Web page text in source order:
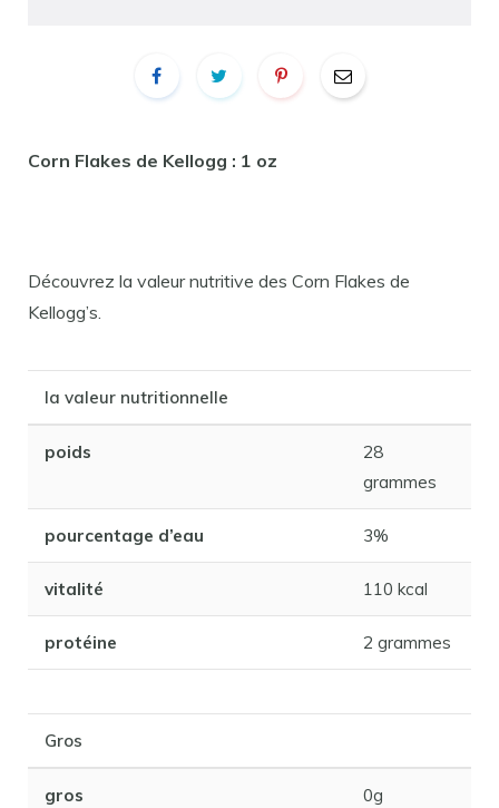
Corn Flakes de Kellogg : 1 oz
Découvrez la valeur nutritive des Corn Flakes de
Kellogg’s.
la valeur nutritionnelle
poids
28
grammes
pourcentage d’eau 3%
vitalité 110 kcal
protéine 2 grammes
Gros
gros 0g